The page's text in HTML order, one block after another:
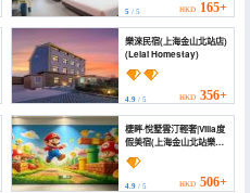
5/ 5 HKD 165+
樂淶民宿(上海金山北站店)
(Lelai Homestay)
4.9/ 5 HKD 356+
棲畔·悅墅雲汀輕奢|Villa度
假美宿(上海金山北站樂紛
路店) (Qipan · Yuetree
Cloud Bank Light
Luxury Villa Resort)
4.9/ 5 HKD 506+